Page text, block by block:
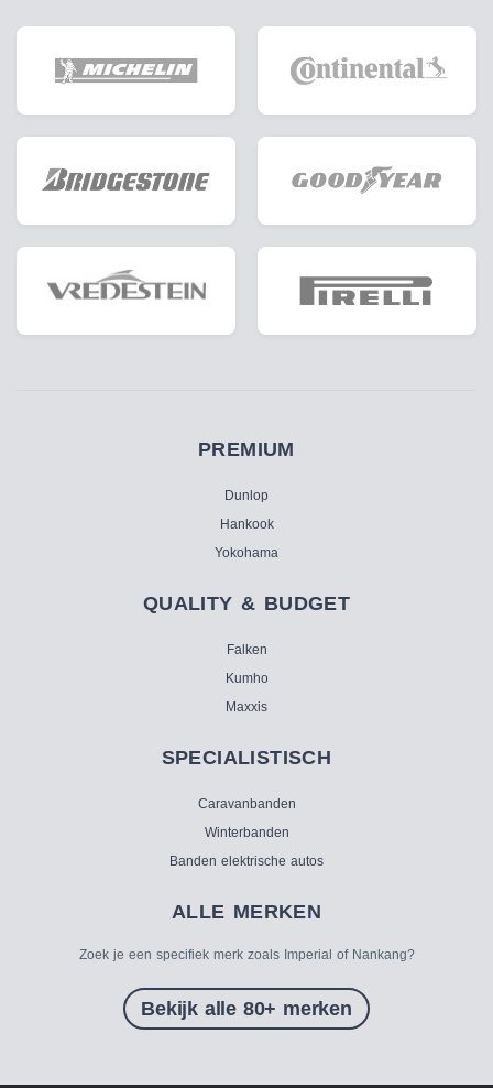
PREMIUM
Dunlop
Hankook
Yokohama
QUALITY & BUDGET
Falken
Kumho
Maxxis
SPECIALISTISCH
Caravanbanden
Winterbanden
Banden elektrische autos
ALLE MERKEN
Zoek je een specifiek merk zoals Imperial of Nankang?
Bekijk alle 80+ merken